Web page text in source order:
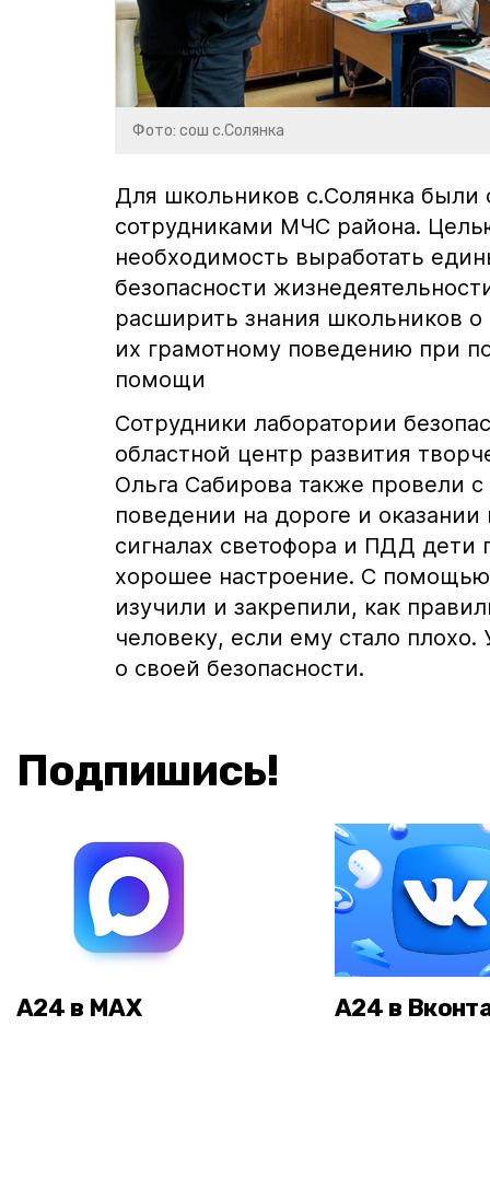
Фото: сош с.Солянка
Для школьников с.Солянка были
сотрудниками МЧС района.
необходимость выработать
безопасности
расширить знания школьников о
их грамотному поведению при
помощи
Сотрудники лаборатории
областной центр развития
Ольга Сабирова также провели
поведении на дороге и
сигналах светофора и ПДД
хорошее настроение. С
изучили и закрепили, как
человеку, если ему стало плохо.
о своей безопасности.
Подпишись!
А24 в MAX А24 в